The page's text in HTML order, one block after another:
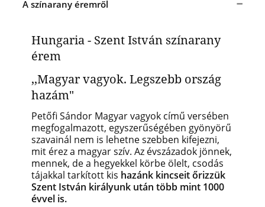
A színarany éremről
Hungaria - Szent István színarany
érem
,,Magyar vagyok. Legszebb ország
hazám"
Petőfi Sándor Magyar vagyok című versében
megfogalmazott, egyszerűségében gyönyörű
szavainál nem is lehetne szebben kifejezni,
mit érez a magyar szív. Az évszázadok jönnek,
mennek, de a hegyekkel körbe ölelt, csodás
tájakkal tarkított kis hazánk kincseit őrizzük
Szent István királyunk után több mint 1000
évvel is.